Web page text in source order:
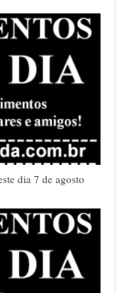
dia 7 de agosto